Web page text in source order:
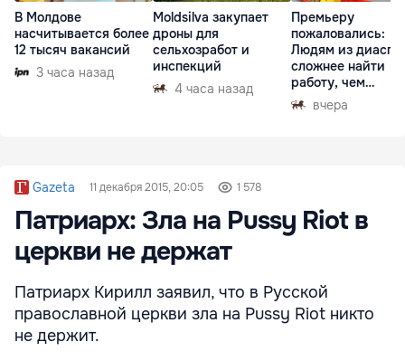
В Молдове
насчитывается более
12 тысяч вакансий
3 часа назад
Moldsilva закупает
дроны для
сельхозработ и
инспекций
4 часа назад
Премьеру
пожаловались:
Людям из
сложнее найти
работу, чем
гастарбайтерам
вчера
Gazeta 11 декабря 2015, 20:05 1 578
Патриарх: Зла на Pussy Riot в
церкви не держат
Патриарх Кирилл заявил, что в Русской
православной церкви зла на Pussy Riot никто
не держит.